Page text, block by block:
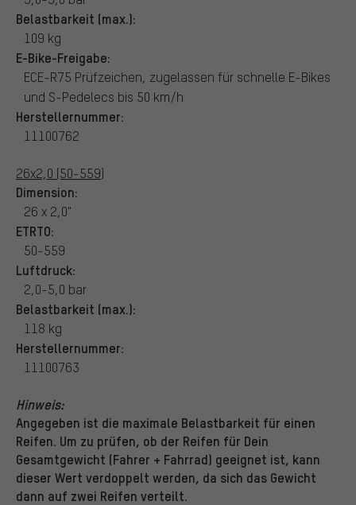
Belastbarkeit (max.):
109 kg
E-Bike-Freigabe:
ECE-R75 Prüfzeichen, zugelassen für schnelle E-Bikes
und S-Pedelecs bis 50 km/h
Herstellernummer:
11100762
26x2,0 (50-559)
Dimension:
26 x 2,0"
ETRTO:
50-559
Luftdruck:
2,0-5,0 bar
Belastbarkeit (max.):
118 kg
Herstellernummer:
11100763
Hinweis:
Angegeben ist die maximale Belastbarkeit für einen
Reifen. Um zu prüfen, ob der Reifen für Dein
Gesamtgewicht (Fahrer + Fahrrad) geeignet ist, kann
dieser Wert verdoppelt werden, da sich das Gewicht
dann auf zwei Reifen verteilt.